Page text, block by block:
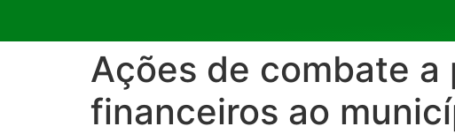
Ações de combate a
financeiros ao